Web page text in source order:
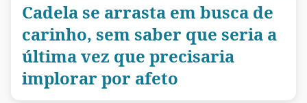
Cadela se arrasta em busca de
carinho, sem saber que seria a
última vez que precisaria
implorar por afeto